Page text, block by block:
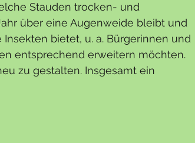
Stauden trocken- und
über eine Augenweide bleibt und
bietet, u. a. Bürgerinnen und
entsprechend erweitern möchten.
zu gestalten. Insgesamt ein